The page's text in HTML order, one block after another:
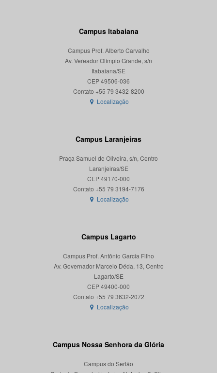
Campus Itabaiana
Campus Prof. Alberto Carvalho
Av. Vereador Olímpio Grande, s/n
Itabaiana/SE
CEP 49506-036
Localização
Campus Laranjeiras
Praça Samuel de Oliveira, s/n, Centro
Laranjeiras/SE
CEP 49170-000
Localização
Campus Lagarto
Campus Prof. Antônio Garcia Filho
Av. Governador Marcelo Déda, 13, Centro
Lagarto/SE
CEP 49400-000
Localização
Campus Nossa Senhora da Glória
Campus do Sertão